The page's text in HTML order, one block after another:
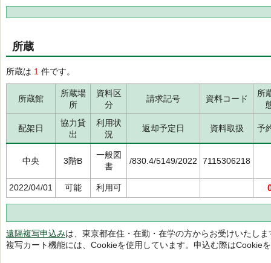
所蔵
所蔵は 1 件です。
所蔵館
所蔵場
所
資料区
分
請求記号 資料コード
所
配架日
協力貸
出
利用状
況
返却予定日 資料取扱 予
中央 3階B
一般図
書
/830.4/5149/2022 7115306218
2022/04/01 可能 利用可
遠隔複写申込みは、東京都在住・在勤・在学の方からお受けいたしま
複写カート機能には、Cookieを使用しています。申込む際はCookie